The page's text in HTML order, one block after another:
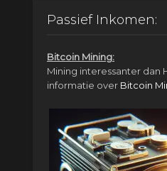
Passief Inkomen:
Bitcoin Mining:
Mining interessanter dan
informatie over Bitcoin